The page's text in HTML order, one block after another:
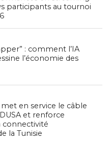
participants au tournoi
: comment l’IA
l’économie des
en service le câble
et renforce
connectivité
la Tunisie